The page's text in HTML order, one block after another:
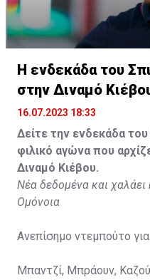
Η ενδεκάδα του
στην Διναμό
16.07.2023 18:33
Δείτε την ενδεκάδα του
φιλικό αγώνα που
Διναμό Κιέβου.
Νέα δεδομένα και
Ομόνοια
Ανεπίσημο ντεμπούτο
Μπαντζί, Μπράουν,